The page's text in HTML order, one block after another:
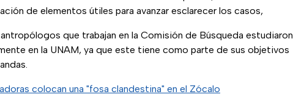
de elementos útiles para avanzar esclarecer los casos,
que trabajan en la Comisión de Búsqueda estudiaron
en la UNAM, ya que este tiene como parte de sus objetivos
colocan una "fosa clandestina" en el Zócalo